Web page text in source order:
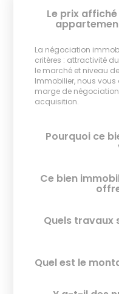
Le prix affiché
La négociation
critères : attractivité
le marché et niveau
Immobilier, nous
marge de
acquisition.
Pourquoi ce
Ce bien
Quels travaux
Quel est le